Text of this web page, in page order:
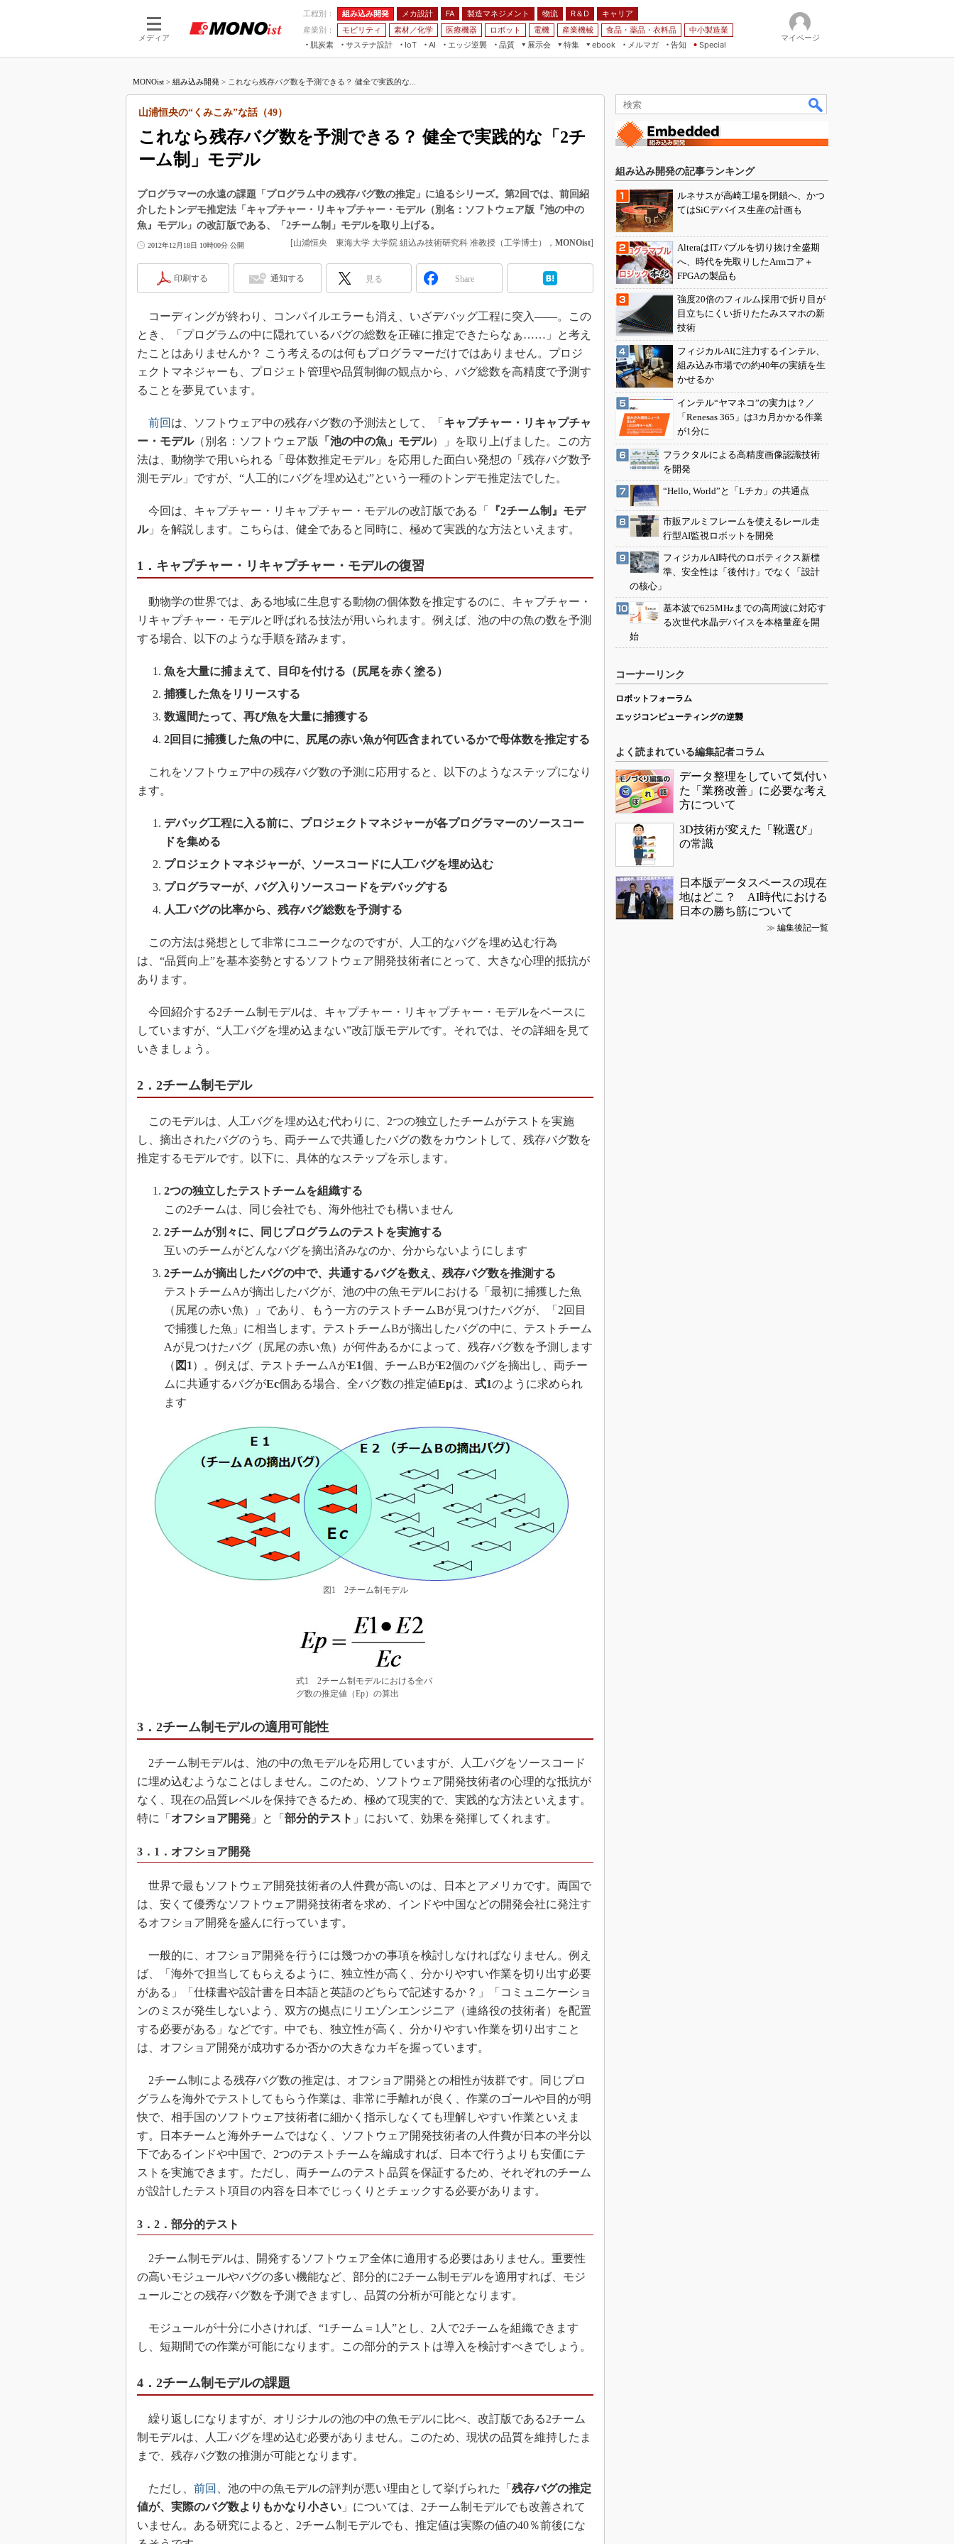
メディア
工程別： 組み込み開発 メカ設計 FA 製造マネジメント 物流 R＆D
キャリア
産業別：
モビリティ 素材／化学 医療機器 ロボット 電機 産業機械 食品・薬品・衣料品
中小製造業
脱炭素
サステナ設計
IoT
つながる工場
AI
AI×設備保全
エッジ逆襲 品質
展示会
JIMTOF
IIFES
TECHNO-FRONTIER
人テク展
スマート工場EXPO
EdgeTech+
日本ものづくりワールド
AUTOMOTIVE WORLD
産業オープンネット展
特集
VR／AR
フィールドサービス
組み込み画像技術
組み込みモデリング
ISO26262
3Dプリンタ
S＆OP
メイドインジャパン
植物工場
制御セキュリティ
ebook
FA
メルマガ
告知 Special
マイページ
MONOist > 組み込み開発 > これなら残存バグ数を予測できる？ 健全で実践的な...
これなら残存バグ数を予測できる？ 健全で実践的な「2チ
ーム制」モデル
山浦恒央の“くみこみ”な話（49）
プログラマーの永遠の課題「プログラム中の残存バグ数の推定」に迫るシリーズ。第2回では、前回紹
介したトンデモ推定法「キャプチャー・リキャプチャー・モデル（別名：ソフトウェア版『池の中の
魚』モデル」の改訂版である、「2チーム制」モデルを取り上げる。
2012年12月18日 10時00分 公開 [山浦恒央 東海大学 大学院 組込み技術研究科 准教授（工学博士）， MONOist]
印刷する 通知する 見る Share
コーディングが終わり、コンパイルエラーも消え、いざデバッグ工程に突入――。この
とき、「プログラムの中に隠れているバグの総数を正確に推定できたらなぁ……」と考え
たことはありませんか？ こう考えるのは何もプログラマーだけではありません。プロジ
ェクトマネジャーも、プロジェト管理や品質制御の観点から、バグ総数を高精度で予測す
ることを夢見ています。
前回 は、ソフトウェア中の残存バグ数の予測法として、「 キャプチャー・リキャプチャ
ー・モデル（別名：ソフトウェア版 「池の中の魚」モデル）」を取り上げました。この方
法は、動物学で用いられる「母体数推定モデル」を応用した面白い発想の「残存バグ数予
測モデル」ですが、“人工的にバグを埋め込む”という一種のトンデモ推定法でした。
今回は、キャプチャー・リキャプチャー・モデルの改訂版である「
『2チーム制』モデ
ル」を解説します。こちらは、健全であると同時に、極めて実践的な方法といえます。
1．キャプチャー・リキャプチャー・モデルの復習
動物学の世界では、ある地域に生息する動物の個体数を推定するのに、キャプチャー・
リキャプチャー・モデルと呼ばれる技法が用いられます。例えば、池の中の魚の数を予測
する場合、以下のような手順を踏みます。
魚を大量に捕まえて、目印を付ける（尻尾を赤く塗る）
捕獲した魚をリリースする
数週間たって、再び魚を大量に捕獲する
2回目に捕獲した魚の中に、尻尾の赤い魚が何匹含まれているかで母体数を推定する
これをソフトウェア中の残存バグ数の予測に応用すると、以下のようなステップになり
ます。
デバッグ工程に入る前に、プロジェクトマネジャーが各プログラマーのソースコー
ドを集める
プロジェクトマネジャーが、ソースコードに人工バグを埋め込む
プログラマーが、バグ入りソースコードをデバッグする
人工バグの比率から、残存バグ総数を予測する
この方法は発想として非常にユニークなのですが、人工的なバグを埋め込む行為
は、“品質向上”を基本姿勢とするソフトウェア開発技術者にとって、大きな心理的抵抗が
あります。
今回紹介する2チーム制モデルは、キャプチャー・リキャプチャー・モデルをベースに
していますが、“人工バグを埋め込まない”改訂版モデルです。それでは、その詳細を見て
いきましょう。
2．2チーム制モデル
このモデルは、人工バグを埋め込む代わりに、2つの独立したチームがテストを実施
し、摘出されたバグのうち、両チームで共通したバグの数をカウントして、残存バグ数を
推定するモデルです。以下に、具体的なステップを示します。
2つの独立したテストチームを組織する
この2チームは、同じ会社でも、海外他社でも構いません
2チームが別々に、同じプログラムのテストを実施する
互いのチームがどんなバグを摘出済みなのか、分からないようにします
2チームが摘出したバグの中で、共通するバグを数え、残存バグ数を推測する
テストチームAが摘出したバグが、池の中の魚モデルにおける「最初に捕獲した魚
（尻尾の赤い魚）」であり、もう一方のテストチームBが見つけたバグが、「2回目
で捕獲した魚」に相当します。テストチームBが摘出したバグの中に、テストチーム
Aが見つけたバグ（尻尾の赤い魚）が何件あるかによって、残存バグ数を予測します
（ 図1 ）。例えば、テストチームAがE1個、チームBがE2個のバグを摘出し、両チー
ムに共通するバグがEc個ある場合、全バグ数の推定値Epは、 式1のように求められ
ます
図1 2チーム制モデル
式1 2チーム制モデルにおける全バ
グ数の推定値（Ep）の算出
3．2チーム制モデルの適用可能性
2チーム制モデルは、池の中の魚モデルを応用していますが、人工バグをソースコード
に埋め込むようなことはしません。このため、ソフトウェア開発技術者の心理的な抵抗が
なく、現在の品質レベルを保持できるため、極めて現実的で、実践的な方法といえます。
特に「 オフショア開発 」と「 部分的テスト 」において、効果を発揮してくれます。
3．1．オフショア開発
世界で最もソフトウェア開発技術者の人件費が高いのは、日本とアメリカです。両国で
は、安くて優秀なソフトウェア開発技術者を求め、インドや中国などの開発会社に発注す
るオフショア開発を盛んに行っています。
一般的に、オフショア開発を行うには幾つかの事項を検討しなければなりません。例え
ば、「海外で担当してもらえるように、独立性が高く、分かりやすい作業を切り出す必要
がある」「仕様書や設計書を日本語と英語のどちらで記述するか？」「コミュニケーショ
ンのミスが発生しないよう、双方の拠点にリエゾンエンジニア（連絡役の技術者）を配置
する必要がある」などです。中でも、独立性が高く、分かりやすい作業を切り出すこと
は、オフショア開発が成功するか否かの大きなカギを握っています。
2チーム制による残存バグ数の推定は、オフショア開発との相性が抜群です。同じプロ
グラムを海外でテストしてもらう作業は、非常に手離れが良く、作業のゴールや目的が明
快で、相手国のソフトウェア技術者に細かく指示しなくても理解しやすい作業といえま
す。日本チームと海外チームではなく、ソフトウェア開発技術者の人件費が日本の半分以
下であるインドや中国で、2つのテストチームを編成すれば、日本で行うよりも安価にテ
ストを実施できます。ただし、両チームのテスト品質を保証するため、それぞれのチーム
が設計したテスト項目の内容を日本でじっくりとチェックする必要があります。
3．2．部分的テスト
2チーム制モデルは、開発するソフトウェア全体に適用する必要はありません。重要性
の高いモジュールやバグの多い機能など、部分的に2チーム制モデルを適用すれば、モジ
ュールごとの残存バグ数を予測できますし、品質の分析が可能となります。
モジュールが十分に小さければ、“1チーム＝1人”とし、2人で2チームを組織できます
し、短期間での作業が可能になります。この部分的テストは導入を検討すべきでしょう。
4．2チーム制モデルの課題
繰り返しになりますが、オリジナルの池の中の魚モデルに比べ、改訂版である2チーム
制モデルは、人工バグを埋め込む必要がありません。このため、現状の品質を維持したま
まで、残存バグ数の推測が可能となります。
ただし、 前回 、池の中の魚モデルの評判が悪い理由として挙げられた「 残存バグの推定
値が、実際のバグ数よりもかなり小さい 」については、2チーム制モデルでも改善されて
いません。ある研究によると、2チーム制モデルでも、推定値は実際の値の40％前後にな
組み込み開発の記事ランキング
ルネサスが高崎工場を閉鎖へ、かつ
てはSiCデバイス生産の計画も
AlteraはITバブルを切り抜け全盛期
へ、時代を先取りしたArmコア＋
FPGAの製品も
強度20倍のフィルム採用で折り目が
目立ちにくい折りたたみスマホの新
技術
フィジカルAIに注力するインテル、
組み込み市場での約40年の実績を生
かせるか
インテル“ヤマネコ”の実力は？／
「Renesas 365」は3カ月かかる作業
が1分に
フラクタルによる高精度画像認識技術
を開発
“Hello, World”と「Lチカ」の共通点
市販アルミフレームを使えるレール走
行型AI監視ロボットを開発
フィジカルAI時代のロボティクス新標
準、安全性は「後付け」でなく「設計
の核心」
基本波で625MHzまでの高周波に対応す
る次世代水晶デバイスを本格量産を開
始
コーナーリンク
ロボットフォーラム
エッジコンピューティングの逆襲
よく読まれている編集記者コラム
データ整理をしていて気付い
た「業務改善」に必要な考え
方について
3D技術が変えた「靴選び」
の常識
日本版データスペースの現在
地はどこ？ AI時代における
日本の勝ち筋について
≫ 編集後記一覧